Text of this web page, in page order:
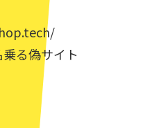
る偽サイト